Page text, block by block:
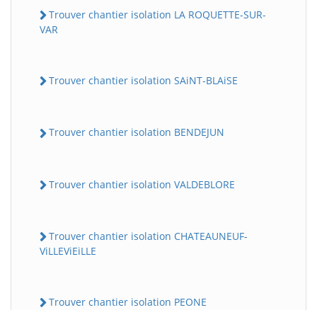
Trouver chantier isolation LA ROQUETTE-SUR-
VAR
Trouver chantier isolation SAiNT-BLAiSE
Trouver chantier isolation BENDEJUN
Trouver chantier isolation VALDEBLORE
Trouver chantier isolation CHATEAUNEUF-
ViLLEViEiLLE
Trouver chantier isolation PEONE